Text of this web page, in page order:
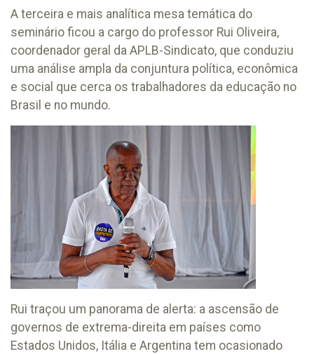
A terceira e mais analítica mesa temática do
seminário ficou a cargo do professor Rui Oliveira,
coordenador geral da APLB-Sindicato, que conduziu
uma análise ampla da conjuntura política, econômica
e social que cerca os trabalhadores da educação no
Brasil e no mundo.
Rui traçou um panorama de alerta: a ascensão de
governos de extrema-direita em países como
Estados Unidos, Itália e Argentina tem ocasionado